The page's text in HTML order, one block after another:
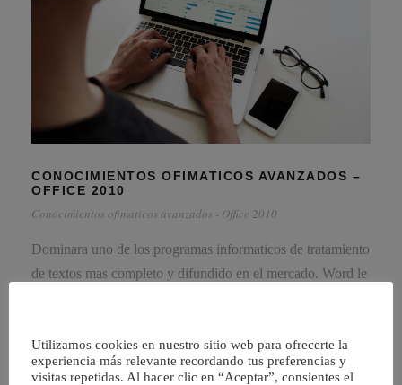
CONOCIMIENTOS OFIMATICOS AVANZADOS –
OFFICE 2010
Conocimientos ofimaticos avanzados - Office 2010
Dominara uno de los programas informaticos de tratamiento
de textos mas completo y difundido en el mercado. Word le
Utilizamos cookies en nuestro sitio web para ofrecerte la
experiencia más relevante recordando tus preferencias y
visitas repetidas. Al hacer clic en “Aceptar”, consientes el